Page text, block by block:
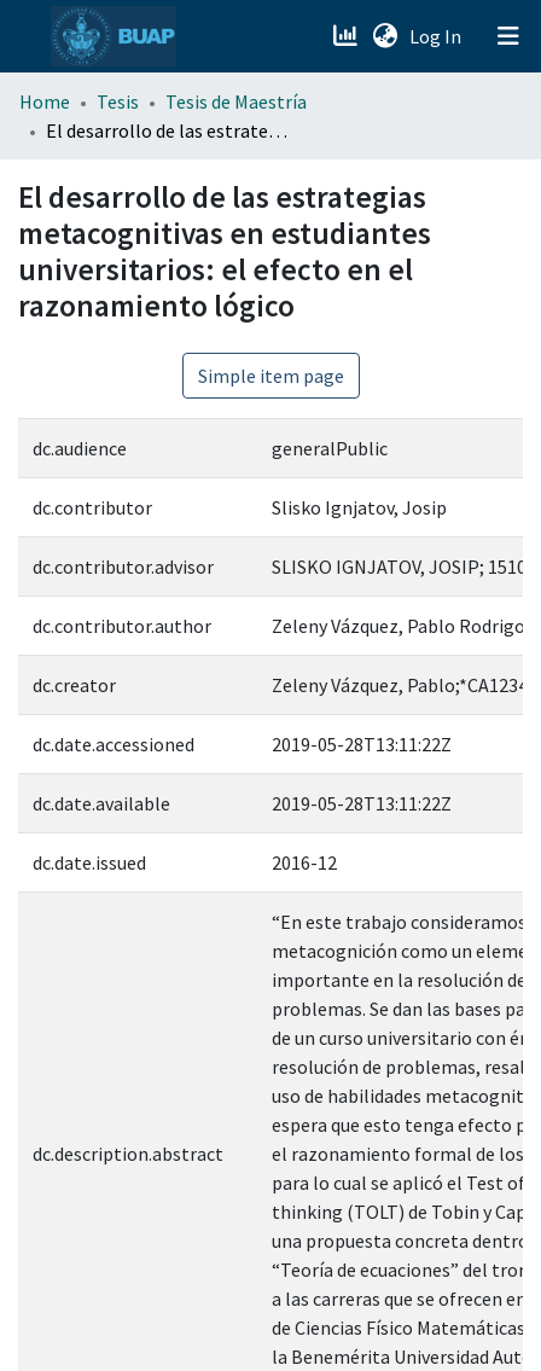
Log In (current)
menu.section.about_menu
Home Tesis
Tesis de Maestría
El desarrollo de las estrategias metacognitivas en estudiantes universitarios: el efecto en el razonamiento lógico
El desarrollo de las estrategias
metacognitivas en estudiantes
universitarios: el efecto en el
razonamiento lógico
Simple item page
dc.audience generalPublic
dc.contributor Slisko Ignjatov, Josip
dc.contributor.advisor SLISKO IGNJATOV, JOSIP; 15102
dc.contributor.author Zeleny Vázquez, Pablo Rodrigo
dc.creator Zeleny Vázquez,
dc.date.accessioned 2019-05-28T13:11:22Z
dc.date.available 2019-05-28T13:11:22Z
dc.date.issued 2016-12
dc.description.abstract
“En este trabajo consideramos
metacognición como un
importante en la resolución de
problemas. Se dan las bases
de un curso universitario con
resolución de problemas,
uso de habilidades
espera que esto tenga efecto
el razonamiento formal de los
para lo cual se aplicó el Test of
thinking (TOLT) de Tobin y
una propuesta concreta dentro
“Teoría de ecuaciones” del
a las carreras que se ofrecen en
de Ciencias Físico Matemáticas
la Benemérita Universidad